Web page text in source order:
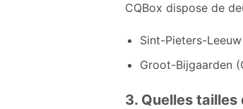
CQBox dispose de
Sint-Pieters-
Groot-Bijgaarden
3. Quelles